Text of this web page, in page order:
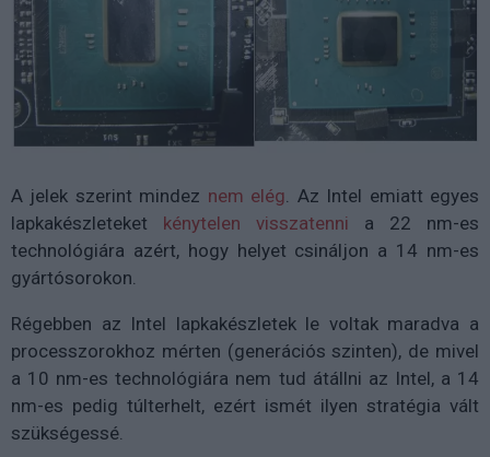
A jelek szerint mindez nem elég . Az Intel emiatt egyes
lapkakészleteket kénytelen visszatenni a 22 nm-es
technológiára azért, hogy helyet csináljon a 14 nm-es
gyártósorokon.
Régebben az Intel lapkakészletek le voltak maradva a
processzorokhoz mérten (generációs szinten), de mivel
a 10 nm-es technológiára nem tud átállni az Intel, a 14
nm-es pedig túlterhelt, ezért ismét ilyen stratégia vált
szükségessé.